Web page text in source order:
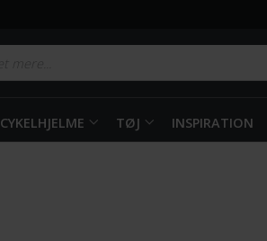
CYKELHJELME TØJ INSPIRATION